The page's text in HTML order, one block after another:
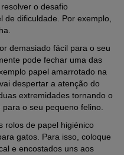
o desafio
de dificuldade. Por exemplo,
demasiado fácil para o seu
pode fechar uma das
papel amarrotado na
despertar a atenção do
extremidades tornando o
o seu pequeno felino.
rolos de papel higiénico
gatos. Para isso, coloque
e encostados uns aos